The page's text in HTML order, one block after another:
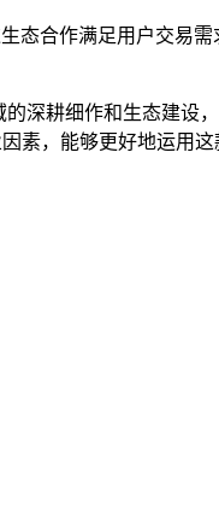
态合作满足用户交易
深耕细作和生态建设
素，能够更好地运用